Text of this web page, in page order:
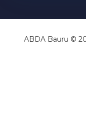
ABDA Bauru ©